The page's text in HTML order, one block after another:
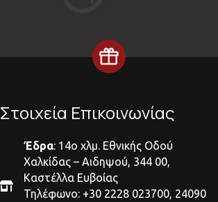
Στοιχεία Επικοινωνίας
Έδρα: 14ο χλμ. Εθνικής Οδού
Χαλκίδας – Αιδηψού, 344 00,
Καστέλλα Ευβοίας
Τηλέφωνο: +30 2228 023700, 24090